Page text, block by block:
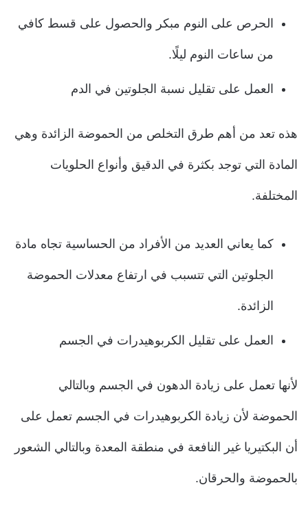
الحرص على النوم مبكر والحصول على قسط كافي
من ساعات النوم ليلًا.
العمل على تقليل نسبة الجلوتين في الدم
هذه تعد من أهم طرق التخلص من الحموضة الزائدة وهي
المادة التي توجد بكثرة في الدقيق وأنواع الحلويات
المختلفة.
كما يعاني العديد من الأفراد من الحساسية تجاه مادة
الجلوتين التي تتسبب في ارتفاع معدلات الحموضة
الزائدة.
العمل على تقليل الكربوهيدرات في الجسم
لأنها تعمل على زيادة الدهون في الجسم وبالتالي
الحموضة لأن زيادة الكربوهيدرات في الجسم تعمل على
أن البكتيريا غير النافعة في منطقة المعدة وبالتالي الشعور
بالحموضة والحرقان.